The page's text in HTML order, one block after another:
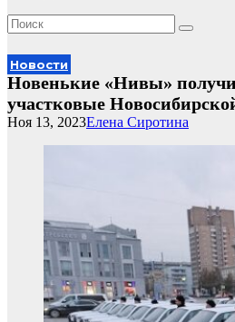
Новости
Новенькие «Нивы»
участковые
Елена Сиротина
Ноя 13, 2023